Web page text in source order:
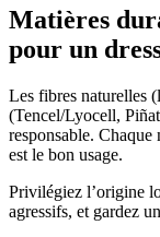
Matières
pour un
Les fibres naturelles
(Tencel/Lyocell,
responsable. Chaque
est le bon usage.
Privilégiez l’origine
agressifs, et gardez